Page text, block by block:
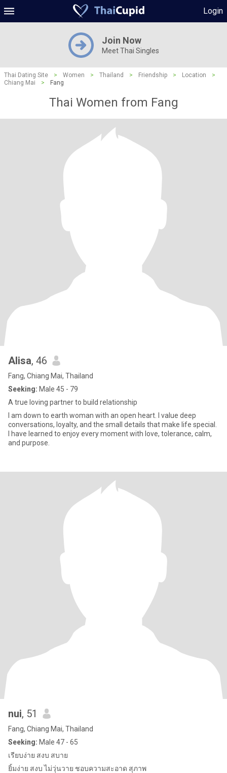
Login
Join Now
Meet Thai Singles
Thai Dating Site > Women > Thailand > Friendship > Location
>
Chiang Mai
> Fang
Thai Women from Fang
Alisa, 46
Fang, Chiang Mai, Thailand
Seeking: Male 45 - 79
A true loving partner to build relationship
I am down to earth woman with an open heart. I value deep
conversations, loyalty, and the small details that make life special.
I have learned to enjoy every moment with love, tolerance, calm,
and purpose.
nui, 51
Fang, Chiang Mai, Thailand
Seeking: Male 47 - 65
เรียบง่าย สงบ สบาย
ยิ้มง่าย สงบ ไม่วุ่นวาย ชอบความสะอาด สุภาพ